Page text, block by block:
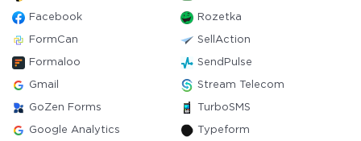
Facebook Rozetka
FormCan SellAction
Formaloo SendPulse
Gmail Stream Telecom
GoZen Forms TurboSMS
Google Analytics Typeform